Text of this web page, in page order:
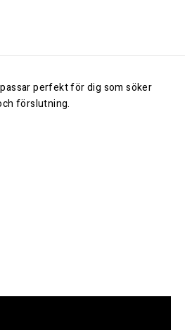
perfekt för dig som söker
förslutning.